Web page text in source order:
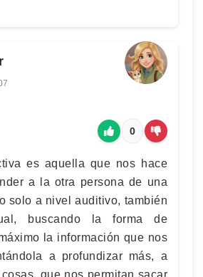
0
es aquella que nos hace
a la otra persona de una
solo a nivel auditivo, también
buscando la forma de
la información que nos
a profundizar más, a
que nos permitan sacar